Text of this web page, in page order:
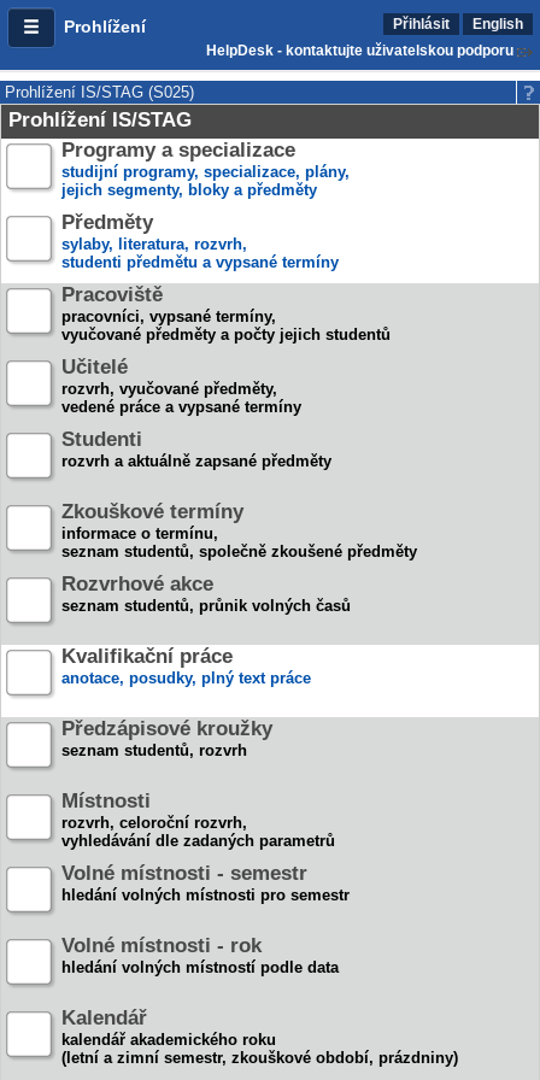
Prohlížení Přihlásit
English
HelpDesk - kontaktujte uživatelskou podporu
Prohlížení IS/STAG (S025)
Prohlížení IS/STAG
Programy a specializace
studijní programy, specializace, plány,
jejich segmenty, bloky a předměty
Předměty
sylaby, literatura, rozvrh,
studenti předmětu a vypsané termíny
Pracoviště
pracovníci, vypsané termíny,
vyučované předměty a počty jejich studentů
Učitelé
rozvrh, vyučované předměty,
vedené práce a vypsané termíny
Studenti
rozvrh a aktuálně zapsané předměty
Zkouškové termíny
informace o termínu,
seznam studentů, společně zkoušené předměty
Rozvrhové akce
seznam studentů, průnik volných časů
Kvalifikační práce
anotace, posudky, plný text práce
Předzápisové kroužky
seznam studentů, rozvrh
Místnosti
rozvrh, celoroční rozvrh,
vyhledávání dle zadaných parametrů
Volné místnosti - semestr
hledání volných místnosti pro semestr
Volné místnosti - rok
hledání volných místností podle data
Kalendář
kalendář akademického roku
(letní a zimní semestr, zkouškové období, prázdniny)